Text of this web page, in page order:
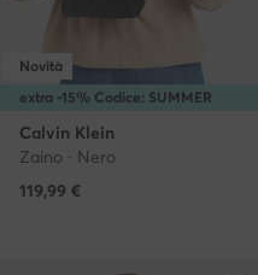
extra -15% Codice: SUMMER
Novità
Calvin Klein
Zaino · Nero
119,99 €